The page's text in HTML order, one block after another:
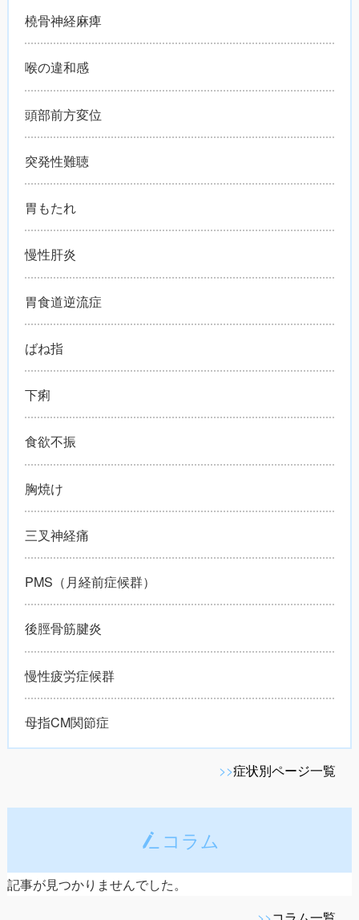
橈骨神経麻痺
喉の違和感
頭部前方変位
突発性難聴
胃もたれ
慢性肝炎
胃食道逆流症
ばね指
下痢
食欲不振
胸焼け
三叉神経痛
PMS（月経前症候群）
後脛骨筋腱炎
慢性疲労症候群
母指CM関節症
>>症状別ページ一覧
コラム
記事が見つかりませんでした。